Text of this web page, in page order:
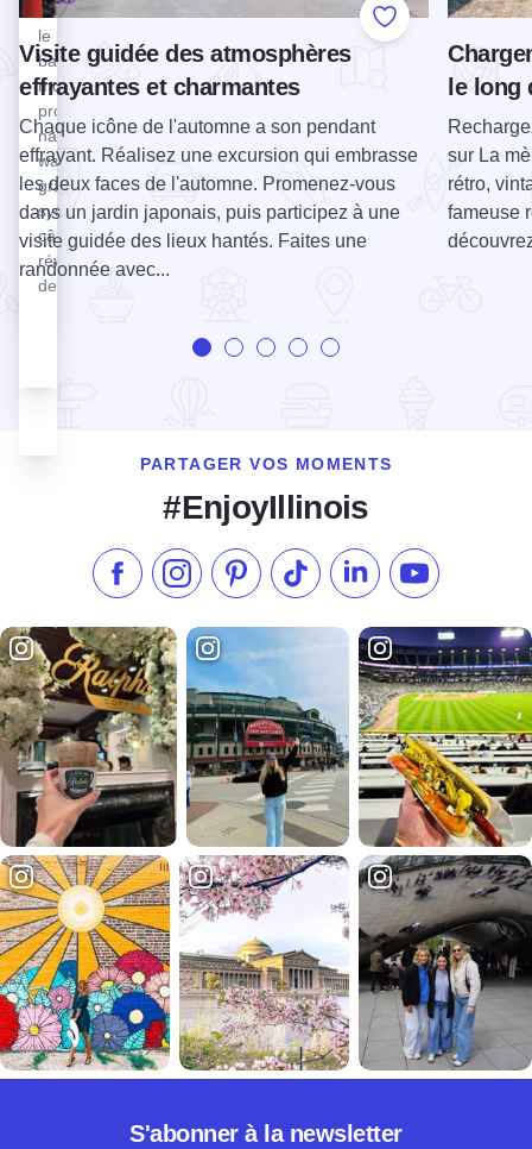
Art Deli
(R.A.D.)
est un
collectif
créatif
situé dans
le centre-
ville de
Rockford.
Tinker Swiss
Cottage est
une maison-
musée
historique
située au
cœur de
Rockford,
dans
l'Illinois,
construite
dans le style
En supprimant
le besoin d'un
bateau, tout le
monde peut
profiter du ski
nautique et du
wakeboard
grâce au
système de
câble
révolutionnaire
de Sesitec.
Add to Favorites
Visite guidée des atmosphères
effrayantes et charmantes
Chaque icône de l'automne a son pendant
effrayant. Réalisez une excursion qui embrasse
les deux faces de l'automne. Promenez-vous
dans un jardin japonais, puis participez à une
visite guidée des lieux hantés. Faites une
randonnée avec...
le long
sur La
rétro,
fameuse
PARTAGER VOS MOMENTS
#EnjoyIllinois
Aimez-nous sur Facebook
Suivez-nous sur Instagram
Consultez notre Pinterest
Suivez-nous sur TikTok
Suivez-nous sur
S'abonner à
S'abonner à la newsletter